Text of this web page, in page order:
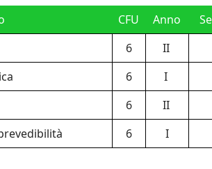
CFU Anno
6 II
6 I
6 II
6 I